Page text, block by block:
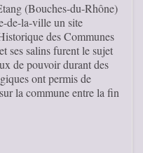
(Bouches-du-Rhône)
de-la-ville un site
des Communes
ses salins furent le sujet
de pouvoir durant des
ont permis de
la commune entre la fin